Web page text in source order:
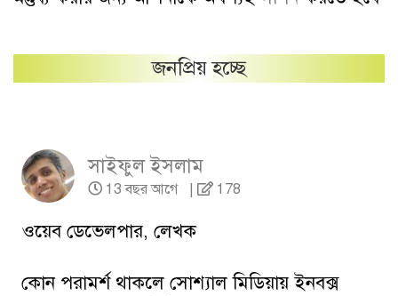
জনপ্রিয় হচ্ছে
সাইফুল ইসলাম
13 বছর আগে | 178
ওয়েব ডেভেলপার, লেখক
কোন পরামর্শ থাকলে সোশ্যাল মিডিয়ায় ইনবক্স